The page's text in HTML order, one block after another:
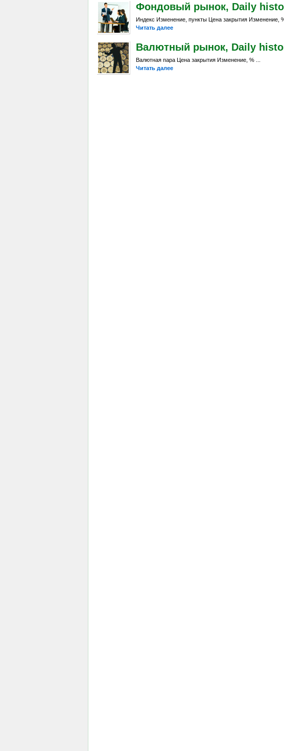
Фондовый рынок, Daily
Индекс Изменение, пункты Цена закрытия Изменение,
Читать далее
Валютный рынок, Daily
Валютная пара Цена закрытия Изменение, % ...
Читать далее